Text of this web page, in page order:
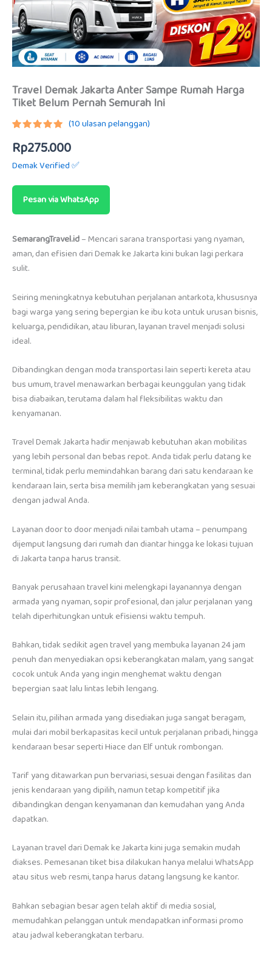
Travel Demak Jakarta Anter Sampe Rumah Harga
Tiket Belum Pernah Semurah Ini
5.00dari
5
berdasarkan
penilaian
(10ulasan pelanggan)
Rp275.000
Demak Verified ✅
Pesan via WhatsApp
SemarangTravel.id– Mencari sarana transportasi yang nyaman,
aman, dan efisien dari Demak ke Jakarta kini bukan lagi perkara
sulit.
Seiring meningkatnya kebutuhan perjalanan antarkota, khususnya
bagi warga yang sering bepergian ke ibu kota untuk urusan bisnis,
keluarga, pendidikan, atau liburan, layanan travel menjadi solusi
ideal.
Dibandingkan dengan moda transportasi lain seperti kereta atau
bus umum, travel menawarkan berbagai keunggulan yang tidak
bisa diabaikan, terutama dalam hal fleksibilitas waktu dan
kenyamanan.
Travel Demak Jakarta hadir menjawab kebutuhan akan mobilitas
yang lebih personal dan bebas repot. Anda tidak perlu datang ke
terminal, tidak perlu memindahkan barang dari satu kendaraan ke
kendaraan lain, serta bisa memilih jam keberangkatan yang sesuai
dengan jadwal Anda.
Layanan door to door menjadi nilai tambah utama – penumpang
dijemput langsung dari rumah dan diantar hingga ke lokasi tujuan
di Jakarta tanpa harus transit.
Banyak perusahaan travel kini melengkapi layanannya dengan
armada yang nyaman, sopir profesional, dan jalur perjalanan yang
telah diperhitungkan untuk efisiensi waktu tempuh.
Bahkan, tidak sedikit agen travel yang membuka layanan 24 jam
penuh dan menyediakan opsi keberangkatan malam, yang sangat
cocok untuk Anda yang ingin menghemat waktu dengan
bepergian saat lalu lintas lebih lengang.
Selain itu, pilihan armada yang disediakan juga sangat beragam,
mulai dari mobil berkapasitas kecil untuk perjalanan pribadi, hingga
kendaraan besar seperti Hiace dan Elf untuk rombongan.
Tarif yang ditawarkan pun bervariasi, sesuai dengan fasilitas dan
jenis kendaraan yang dipilih, namun tetap kompetitif jika
dibandingkan dengan kenyamanan dan kemudahan yang Anda
dapatkan.
Layanan travel dari Demak ke Jakarta kini juga semakin mudah
diakses. Pemesanan tiket bisa dilakukan hanya melalui WhatsApp
atau situs web resmi, tanpa harus datang langsung ke kantor.
Bahkan sebagian besar agen telah aktif di media sosial,
memudahkan pelanggan untuk mendapatkan informasi promo
atau jadwal keberangkatan terbaru.